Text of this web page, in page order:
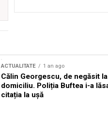
ACTUALITATE 1 an ago
Călin Georgescu, de negăsit la
domiciliu. Poliția Buftea i-a
citația la ușă